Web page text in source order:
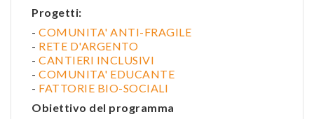
Progetti:
- COMUNITA' ANTI-FRAGILE
- RETE D'ARGENTO
- CANTIERI INCLUSIVI
- COMUNITA' EDUCANTE
- FATTORIE BIO-SOCIALI
Obiettivo del programma